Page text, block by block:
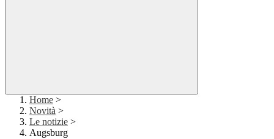
Home >
Novità >
Le notizie >
Augsburg